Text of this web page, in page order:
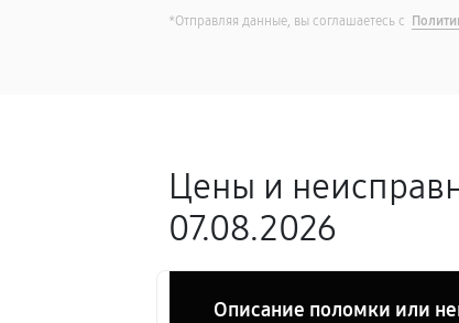
*Отправляя данные, вы соглашаетесь с
Цены и
07.08.2026
Описание поломки или